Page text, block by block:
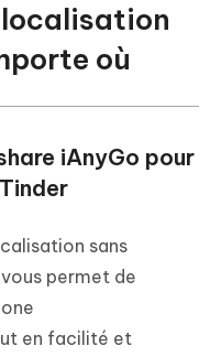
localisation
où
iAnyGo pour
sans
vous permet de
en facilité et